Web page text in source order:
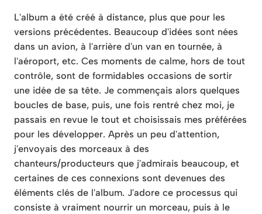
L'album a été créé à distance, plus que pour les
versions précédentes. Beaucoup d'idées sont nées
dans un avion, à l'arrière d'un van en tournée, à
l'aéroport, etc. Ces moments de calme, hors de tout
contrôle, sont de formidables occasions de sortir
une idée de sa tête. Je commençais alors quelques
boucles de base, puis, une fois rentré chez moi, je
passais en revue le tout et choisissais mes préférées
pour les développer. Après un peu d'attention,
j'envoyais des morceaux à des
chanteurs/producteurs que j'admirais beaucoup, et
certaines de ces connexions sont devenues des
éléments clés de l'album. J'adore ce processus qui
consiste à vraiment nourrir un morceau, puis à le